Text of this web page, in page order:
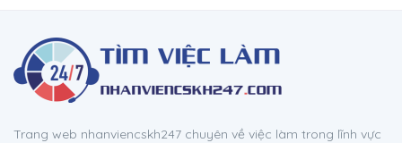
Trang web nhanviencskh247 chuyên về việc làm trong lĩnh vực